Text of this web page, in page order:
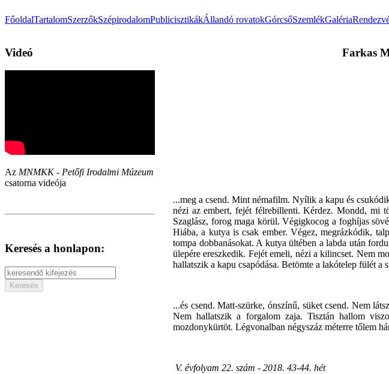
FőoldalTartalomSzerzőkSzépirodalomPublicisztikákÁllandó rovatokGórcsőSzemlékGaléria
Videó
Az MNMKK - Petőfi Irodalmi Múzeum
csatorna videója
Keresés a honlapon:
Farkas
...meg a csend. Mint némafilm. Nyílik a kapu és
nézi az embert, fejét félrebillenti. Kérdez. Mondd, mi
Szaglász, forog maga körül. Végigkocog a foghíjas
Hiába, a kutya is csak ember. Végez, megrázkódik,
tompa dobbanásokat. A kutya ültében a labda után
ülepére ereszkedik. Fejét emeli, nézi a kilincset. Nem
hallatszik a kapu csapódása. Betömte a lakótelep fülét a
...és csend. Matt-szürke, ónszínű, süket csend. Nem
Nem hallatszik a forgalom zaja. Tisztán hallom
mozdonykürtöt. Légvonalban négyszáz méterre tőlem
V. évfolyam 22. szám - 2018. 43-44. hét